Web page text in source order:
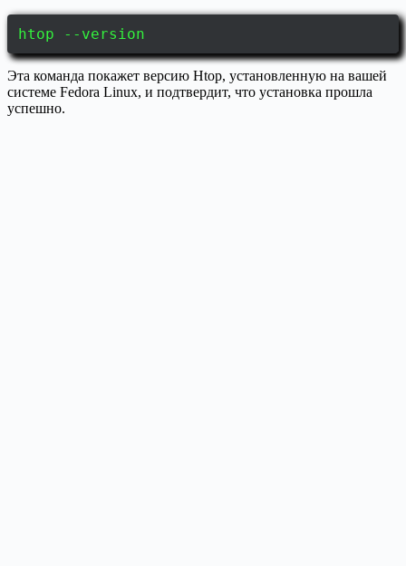
htop --version
Эта команда покажет версию Htop, установленную на вашей
системе Fedora Linux, и подтвердит, что установка прошла
успешно.